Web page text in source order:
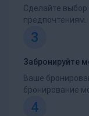
Сделайте
предпочтениям.
3
Забронируйте
Ваше
бронирование
4